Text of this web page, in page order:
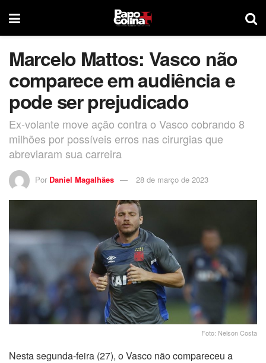
Marcelo Mattos: Vasco não
comparece em audiência e
pode ser prejudicado
Ex-volante move ação contra o Vasco cobrando 8
milhões por possíveis erros nas cirurgias que
abreviaram sua carreira
Por Daniel Magalhães 28 de março de 2023
Foto: Nelson Costa
Nesta segunda-feira (27), o Vasco não compareceu a